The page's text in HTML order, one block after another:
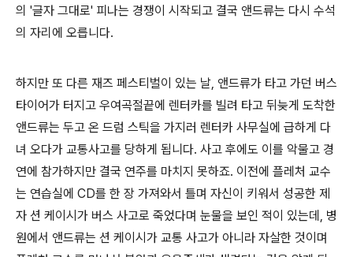
의 '글자 그대로' 피나는 경쟁이 시작되고 결국 앤드류는 다시 수석
의 자리에 오릅니다.
하지만 또 다른 재즈 페스티벌이 있는 날, 앤드류가 타고 가던 버스
타이어가 터지고 우여곡절끝에 렌터카를 빌려 타고 뒤늦게 도착한
앤드류는 두고 온 드럼 스틱을 가지러 렌터카 사무실에 급하게 다
녀 오다가 교통사고를 당하게 됩니다. 사고 후에도 이를 악물고 경
연에 참가하지만 결국 연주를 마치지 못하죠. 이전에 플레처 교수
는 연습실에 CD를 한 장 가져와서 틀며 자신이 키워서 성공한 제
자 션 케이시가 버스 사고로 죽었다며 눈물을 보인 적이 있는데, 병
원에서 앤드류는 션 케이시가 교통 사고가 아니라 자살한 것이며